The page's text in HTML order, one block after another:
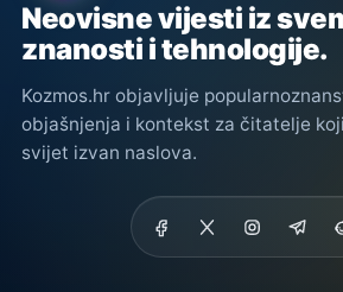
Neovisne vijesti iz
znanosti i tehnologije.
Kozmos.hr objavljuje
objašnjenja i kontekst za čitatelje
svijet izvan naslova.